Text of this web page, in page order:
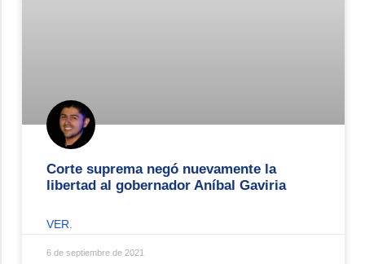
Corte suprema negó nuevamente la
libertad al gobernador Aníbal Gaviria
VER.
6 de septiembre de 2021